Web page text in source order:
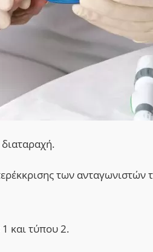
των ανταγωνιστών
και τύπου 2.